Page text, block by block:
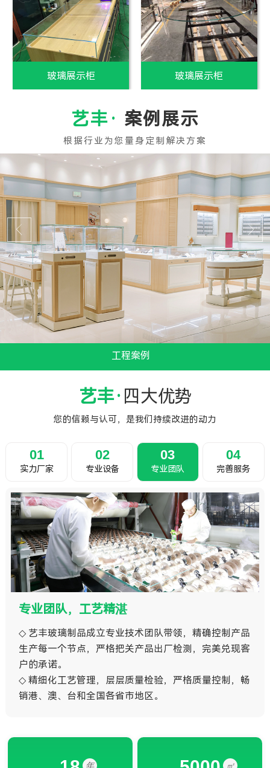
白玻璃制作 白玻璃销售
案例展示
工程案例
艺丰· 四大优势
您的信赖与认可，是我们持续改进的动力
01
实力厂家
02
专业设备
03
专业团队
04
完善服务
专业团队，工艺精湛
◇ 艺丰玻璃制品成立专业技术团队带领，精确控制产品
生产每一个节点，严格把关产品出厂检测，完美兑现客
户的承诺。
◇ 精细化工艺管理，层层质量检验，严格质量控制，畅
销港、澳、台和全国各省市地区。
年 ㎡